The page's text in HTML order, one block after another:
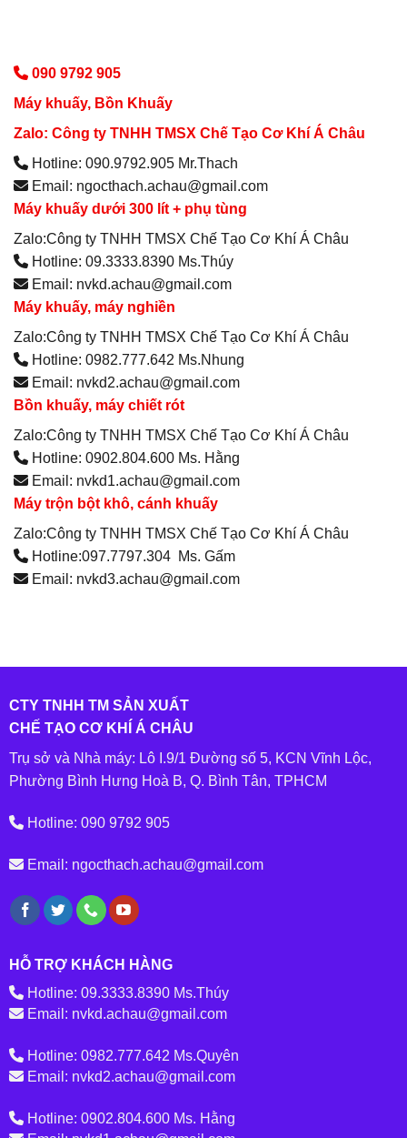
090 9792 905
Máy khuấy, Bồn Khuấy
Zalo: Công ty TNHH TMSX Chế Tạo Cơ Khí Á Châu
Hotline: 090.9792.905 Mr.Thach
Email: ngocthach.achau@gmail.com
Máy khuấy dưới 300 lít + phụ tùng
Zalo:Công ty TNHH TMSX Chế Tạo Cơ Khí Á Châu
Hotline: 09.3333.8390 Ms.Thúy
Email: nvkd.achau@gmail.com
Máy khuấy, máy nghiền
Zalo:Công ty TNHH TMSX Chế Tạo Cơ Khí Á Châu
Hotline: 0982.777.642 Ms.Nhung
Email: nvkd2.achau@gmail.com
Bồn khuấy, máy chiết rót
Zalo:Công ty TNHH TMSX Chế Tạo Cơ Khí Á Châu
Hotline: 0902.804.600 Ms. Hằng
Email: nvkd1.achau@gmail.com
Máy trộn bột khô, cánh khuấy
Zalo:Công ty TNHH TMSX Chế Tạo Cơ Khí Á Châu
Hotline:097.7797.304 Ms. Gấm
Email: nvkd3.achau@gmail.com
CTY TNHH TM SẢN XUẤT
CHẾ TẠO CƠ KHÍ Á CHÂU
Trụ sở và Nhà máy: Lô I.9/1 Đường số 5, KCN Vĩnh Lộc,
Phường Bình Hưng Hoà B, Q. Bình Tân, TPHCM
Hotline: 090 9792 905
Email: ngocthach.achau@gmail.com
HỖ TRỢ KHÁCH HÀNG
Hotline: 09.3333.8390 Ms.Thúy
Email: nvkd.achau@gmail.com
Hotline: 0982.777.642 Ms.Quyên
Email: nvkd2.achau@gmail.com
Hotline: 0902.804.600 Ms. Hằng